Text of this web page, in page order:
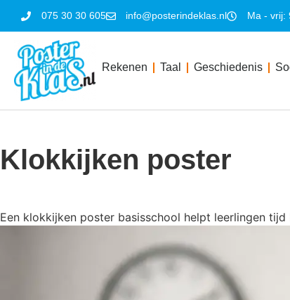
075 30 30 605 info@posterindeklas.nl Ma - vrij:
Rekenen Taal Geschiedenis
Klokkijken poster
Een klokkijken poster basisschool helpt leerlingen